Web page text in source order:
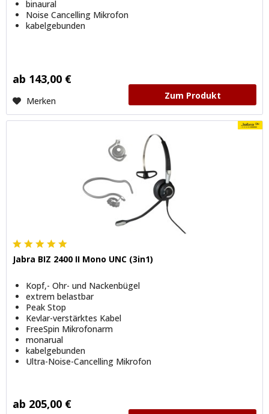
binaural
Noise Cancelling Mikrofon
kabelgebunden
ab 143,00 €
Merken Zum Produkt
Jabra BIZ 2400 II Mono UNC (3in1)
Kopf,- Ohr- und Nackenbügel
extrem belastbar
Peak Stop
Kevlar-verstärktes Kabel
FreeSpin Mikrofonarm
monarual
kabelgebunden
Ultra-Noise-Cancelling Mikrofon
ab 205,00 €